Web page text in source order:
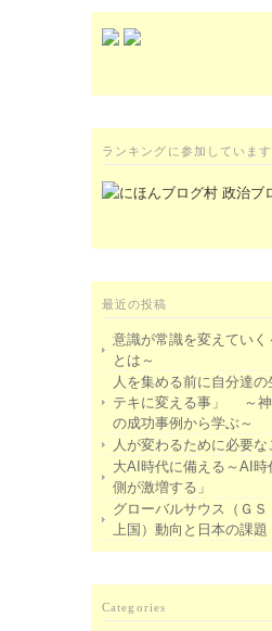
ランキングに参加しています
最近の投稿
意識が常識を変えてい
とは～
人を集める前に自分達
テキに変える事」 ～神
の成功事例から学ぶ～
人が変わるために必要な
大AI時代に備える～AI
側が激増する」
グローバルサウス（Ｇ
上国）動向と日本の課題
Categories